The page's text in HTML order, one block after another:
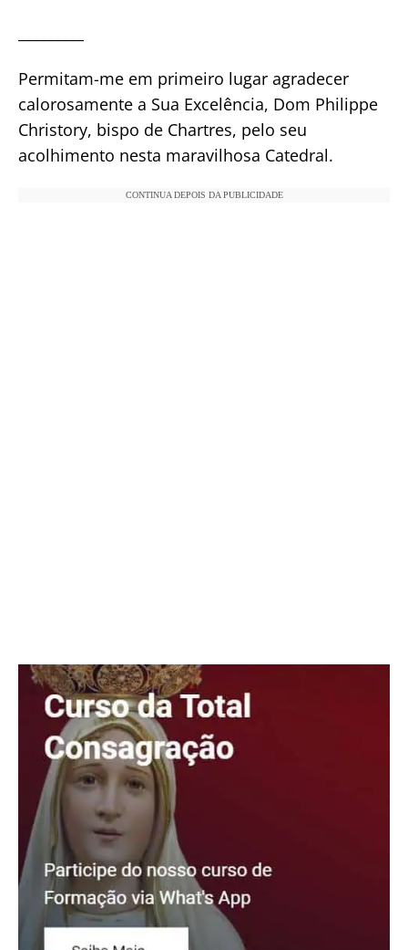
Permitam-me em primeiro lugar agradecer
calorosamente a Sua Excelência, Dom Philippe
Christory, bispo de Chartres, pelo seu
acolhimento nesta maravilhosa Catedral.
CONTINUA DEPOIS DA PUBLICIDADE